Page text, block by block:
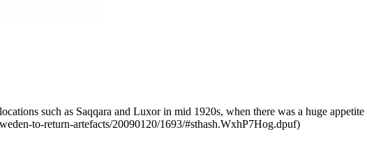
such as Saqqara and Luxor in mid 1920s, when there was a huge
to-return-artefacts/20090120/1693/#sthash.WxhP7Hog.dpuf)